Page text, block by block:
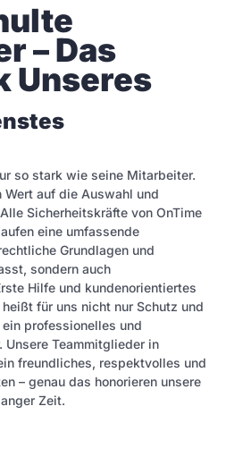
– Das
Unseres
so stark wie seine Mitarbeiter.
auf die Auswahl und
Sicherheitskräfte von OnTime
eine umfassende
Grundlagen und
sondern auch
Hilfe und kundenorientiertes
für uns nicht nur Schutz und
professionelles und
Teammitglieder in
freundliches, respektvolles und
– genau das honorieren unsere
Zeit.